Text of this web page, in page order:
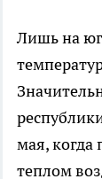
Лишь на
мая, когда
теплом